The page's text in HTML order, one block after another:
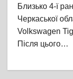
Близько 4-ї
Черкаської
Volkswagen
Після цього…